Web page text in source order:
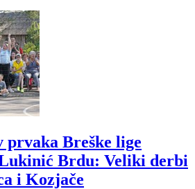
prvaka Breške lige
Brdu: Veliki derbi
i Kozjače